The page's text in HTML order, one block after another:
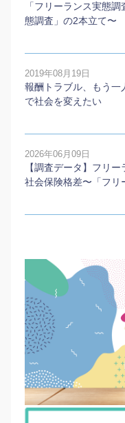
「フリーランス実態
態調査」の2本⽴て〜
2019年08月19日
報酬トラブル、もう一
で社会を変えたい
2026年06月09日
【調査データ】フリ
社会保険格差〜「フリ